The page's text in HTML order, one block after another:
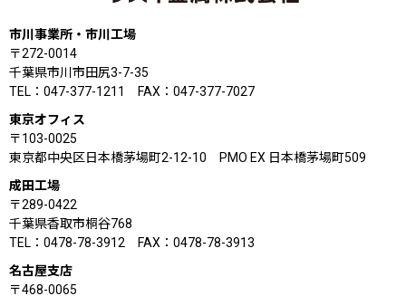
市川事業所・市川工場
〒272-0014
千葉県市川市田尻3-7-35
TEL：047-377-1211 FAX：047-377-7027
東京オフィス
〒103-0025
東京都中央区日本橋茅場町2-12-10 PMO EX 日本橋茅場町509
成田工場
〒289-0422
千葉県香取市桐谷768
TEL：0478-78-3912 FAX：0478-78-3913
名古屋支店
〒468-0065